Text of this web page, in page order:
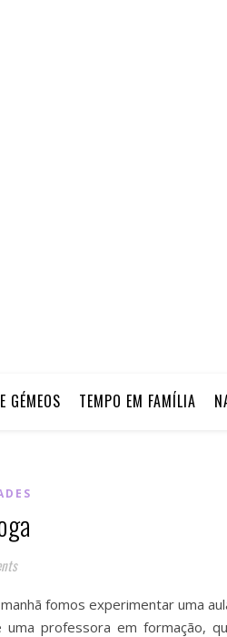
GÉMEOS TEMPO EM FAMÍLIA
fomos experimentar uma
uma professora em formação,